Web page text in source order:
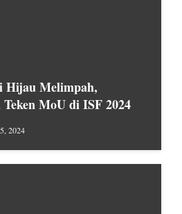
Hijau Melimpah,
MoU di ISF 2024
2024